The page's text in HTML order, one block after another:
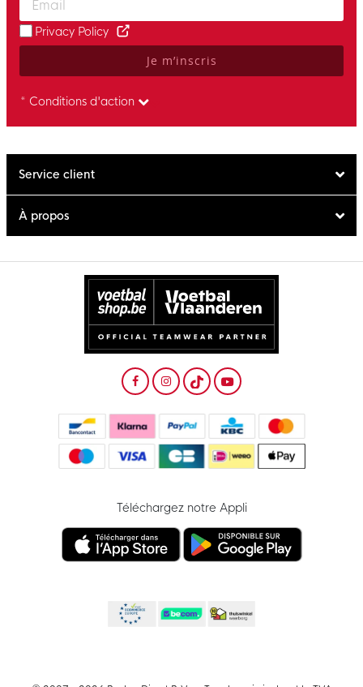
Privacy Policy
Je m’inscris
* Conditions d'action
Service client
À propos
Téléchargez notre Appli